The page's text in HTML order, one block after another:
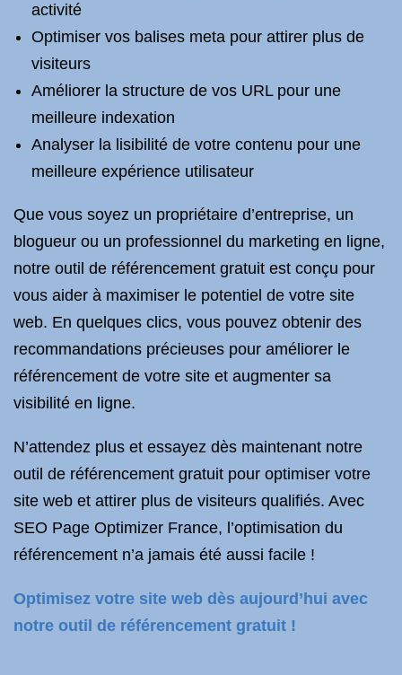
activité
Optimiser vos balises meta pour attirer plus de
visiteurs
Améliorer la structure de vos URL pour une
meilleure indexation
Analyser la lisibilité de votre contenu pour une
meilleure expérience utilisateur
Que vous soyez un propriétaire d’entreprise, un
blogueur ou un professionnel du marketing en ligne,
notre outil de référencement gratuit est conçu pour
vous aider à maximiser le potentiel de votre site
web. En quelques clics, vous pouvez obtenir des
recommandations précieuses pour améliorer le
référencement de votre site et augmenter sa
visibilité en ligne.
N’attendez plus et essayez dès maintenant notre
outil de référencement gratuit pour optimiser votre
site web et attirer plus de visiteurs qualifiés. Avec
SEO Page Optimizer France, l’optimisation du
référencement n’a jamais été aussi facile !
Optimisez votre site web dès aujourd’hui avec
notre outil de référencement gratuit !